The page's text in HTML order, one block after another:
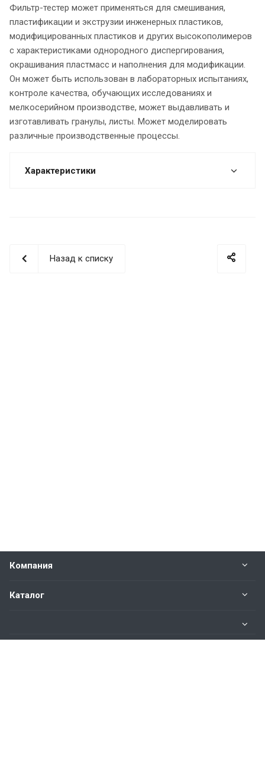
Фильтр-тестер может применяться для смешивания,
пластификации и экструзии инженерных пластиков,
модифицированных пластиков и других высокополимеров
с характеристиками однородного диспергирования,
окрашивания пластмасс и наполнения для модификации.
Он может быть использован в лабораторных испытаниях,
контроле качества, обучающих исследованиях и
мелкосерийном производстве, может выдавливать и
изготавливать гранулы, листы. Может моделировать
различные производственные процессы.
Характеристики
Назад к списку
Компания
Каталог